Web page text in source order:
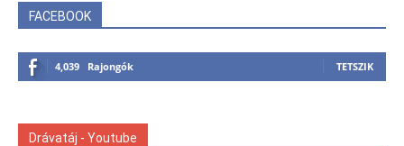
FACEBOOK
4,039 Rajongók TETSZIK
Drávatáj - Youtube